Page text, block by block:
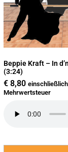
Beppie Kraft – In
(3:24)
€8,80 einschließlich
Mehrwertsteuer